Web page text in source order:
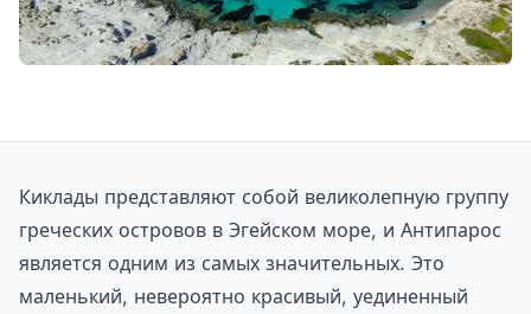
Киклады представляют собой великолепную группу
греческих островов в Эгейском море, и Антипарос
является одним из самых значительных. Это
маленький, невероятно красивый, уединенный